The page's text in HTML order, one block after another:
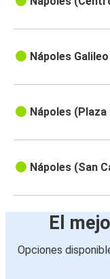
Nápoles
Nápoles (Plaza
Nápoles (San
El
Opciones